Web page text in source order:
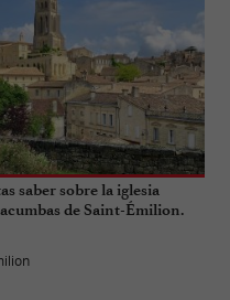
saber sobre la iglesia
de Saint-Émilion.